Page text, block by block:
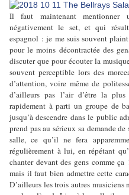
Il faut maintenant
négativement le set, et qui
espagnol : je me suis souvent
pour le moins décontractée des
discuter que pour écouter la
souvent perceptible lors des
d’attention, voire même de
d’ailleurs pas l’air d’être la
rapidement à parti un groupe de
jusqu’à descendre dans le public
prend pas au sérieux sa demande
salle, ce qu’il ne fera
régulièrement à lui, en répétant
chanter devant des gens comme
mais il faut bien admettre cette
D’ailleurs les trois autres musiciens